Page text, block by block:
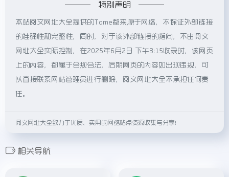
特别声明
本站阅文网址大全提供的Tome都来源于网络，不保证外部链接
的准确性和完整性，同时，对于该外部链接的指向，不由阅文
网址大全实际控制，在2025年6月2日 下午3:15收录时，该网页
上的内容，都属于合规合法，后期网页的内容如出现违规，可
以直接联系网站管理员进行删除，阅文网址大全不承担任何责
任。
阅文网址大全致力于优质、实用的网络站点资源收集与分享！
相关导航